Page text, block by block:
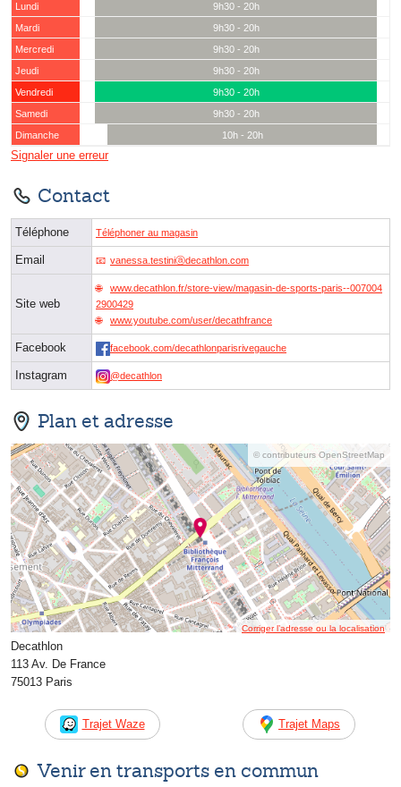
Lundi
9h30 - 20h
Mardi
9h30 - 20h
Mercredi
9h30 - 20h
Jeudi
9h30 - 20h
Vendredi
9h30 - 20h
Samedi
9h30 - 20h
Dimanche
10h - 20h
Signaler une erreur
Contact
Téléphone Téléphoner au magasin
Email vanessa.testiniⓐdecathlon.com
Site web
www.decathlon.fr/store-view/magasin-de-sports-paris--007004
2900429
www.youtube.com/user/decathfrance
Facebook facebook.com/decathlonparisrivegauche
Instagram @decathlon
Plan et adresse
© contributeurs OpenStreetMap
Corriger l’adresse ou la localisation
Decathlon
113 Av. De France
75013 Paris
Trajet Waze Trajet Maps
Venir en transports en commun